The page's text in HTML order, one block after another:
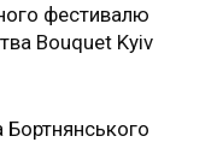
фестивалю
Bouquet Kyiv